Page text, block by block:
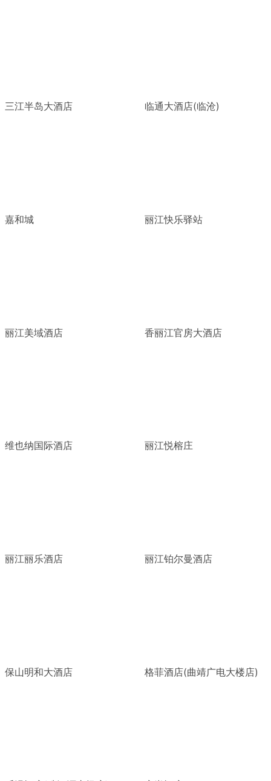
三江半岛大酒店 临通大酒店(临沧)
嘉和城 丽江快乐驿站
丽江美域酒店 香丽江官房大酒店
维也纳国际酒店 丽江悦榕庄
丽江丽乐酒店 丽江铂尔曼酒店
保山明和大酒店 格菲酒店(曲靖广电大楼店)